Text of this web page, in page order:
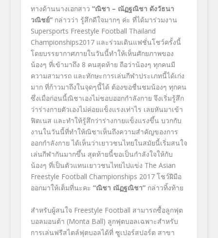
ทางด้านนางเอกสาว “ณิชา – ณัฏฐณิชา ดังวัธนา
วณิชย์”กล่าวว่า รู้สึกดีใจมากๆ ค่ะ ที่ได้มาร่วมงาน
Supersports Freestyle Football Thailand
Championships2017 และร่วมเดินแฟชั่นโชว์ครั้งนี้
โดยบรรยากาศภายในวันนี้ทำให้เห็นศักยภาพของ
น้องๆ ที่เข้ามาถึง 8 คนสุดท้าย ถือว่าน้องๆ ทุกคนมี
ความสามารถ และทักษะการเล่นกีฬาประเภทนี้ได้เก่ง
มาก ที่ก้าวมาถึงในจุดๆนี้ได้ ต้องขอชื่นชมน้องๆ ทุกคน
ซึ่งเมื่อก่อนนี้ณิชาเองไม่ชอบออกกำลังกาย จึงเริ่มรู้สึก
ว่าร่างกายตัวเองไม่ค่อยแข็งแรงเท่าไร เลยหันมาเข้า
ฟิตเนส และทำให้รู้สึกว่าร่างกายแข็งแรงขึ้น บวกกับ
งานในวันนี้ที่ทำให้ณิชาเห็นถึงความสำคัญของการ
ออกกำลังกาย ได้เห็นว่าเยาวชนไทยในสมัยนี้เริ่มสนใจ
เล่นกีฬากันมากขึ้น สุดท้ายนี้ขอเป็นกำลังใจให้กับ
น้องๆ ที่เป็นตัวแทนเยาวชนไทยไปแข่ง The Asian
Freestyle Football Championships 2017 โชว์ฝีมือ
ออกมาให้เต็มที่นะคะ “ณิชา ณัฏฐณิชา”กล่าวทิ้งท้าย
สำหรับผู้สนใจ Freestyle Football สามารถซื้อลูกฟุต
บอลมอนต้า (Monta Ball) ลูกฟุตบอลเฉพาะสำหรับ
การเล่นฟรีสไตล์ฟุตบอลได้ที่ ซูเปอร์สปอร์ต สาขา